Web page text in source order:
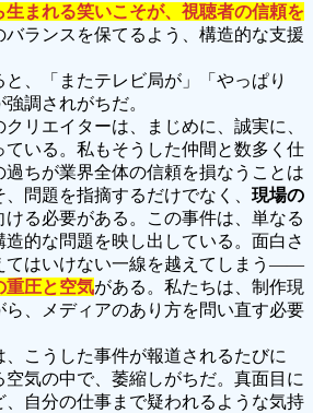
生まれる笑いこそが、視聴者の信頼を
バランスを保てるよう、構造的な支援
、「またテレビ局が」「やっぱり
調されがちだ。
リエイターは、まじめに、誠実に、
ている。私もそうした仲間と数多く仕
ちが業界全体の信頼を損なうことは
問題を指摘するだけでなく、 現場の
ける必要がある。この事件は、単なる
的な問題を映し出している。面白さ
てはいけない一線を越えてしまう――
重圧と空気がある。私たちは、制作現
、メディアのあり方を問い直す必要
こうした事件が報道されるたびに
空気の中で、萎縮しがちだ。真面目に
自分の仕事まで疑われるような気持